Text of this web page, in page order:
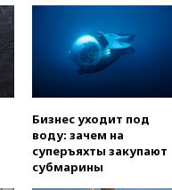
Бизнес уходит под
воду: зачем на
суперъяхты закупают
субмарины